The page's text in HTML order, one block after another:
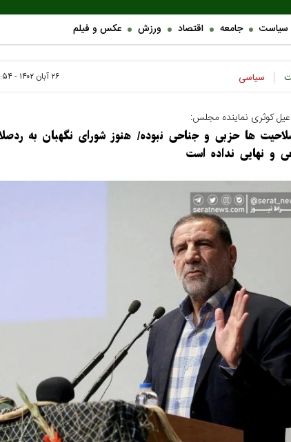
سیاست جامعه اقتصاد ورزش عکس و فیلم
سیاسی ۲۶ آبان ۱۴۰۲ - ۱۳:۵۴
کوثری نماینده مجلس:
و نهایی نداده است